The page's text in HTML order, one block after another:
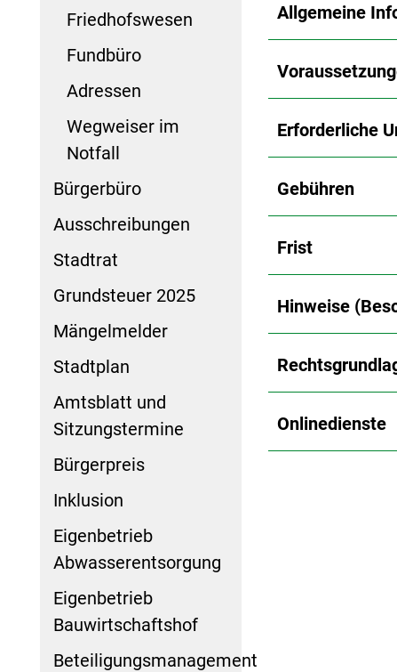
Friedhofswesen
Fundbüro
Adressen
Wegweiser im
Notfall
Bürgerbüro
Ausschreibungen
Stadtrat
Grundsteuer 2025
Mängelmelder
Stadtplan
Amtsblatt und
Sitzungstermine
Bürgerpreis
Inklusion
Eigenbetrieb
Abwasserentsorgung
Eigenbetrieb
Bauwirtschaftshof
Beteiligungsmanagement
Allgemeine
Erforderliche
Gebühren
Frist
Hinweise
Onlinedienste